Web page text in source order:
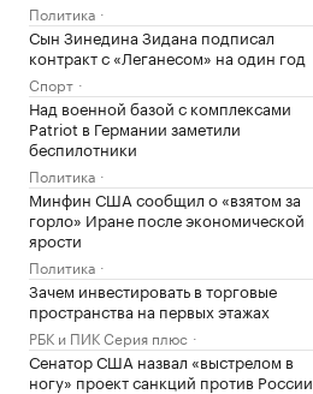
Политика
Сын Зинедина Зидана подписал
контракт с «Леганесом» на один год
Спорт
Над военной базой с комплексами
Patriot в Германии заметили
беспилотники
Политика
Минфин США сообщил о «взятом за
горло» Иране после экономической
ярости
Политика
Зачем инвестировать в торговые
пространства на первых этажах
РБК и ПИК Серия плюс
Сенатор США назвал «выстрелом в
ногу» проект санкций против России